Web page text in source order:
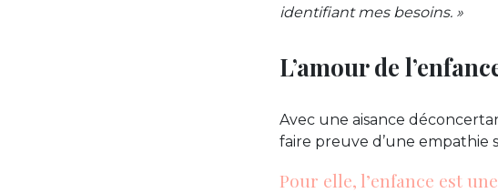
identifiant mes besoins. »
L’amour de
Avec une aisance
faire preuve d’une empathie
Pour elle, l’enfance est